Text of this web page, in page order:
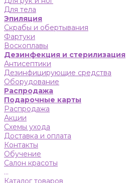
Для тела
Эпиляция
Скрабы и обертывания
Фартуки
Воскоплавы
Дезинфекция и стерилизация
Антисептики
Дезинфицирующие средства
Оборудование
Распродажа
Подарочные карты
Распродажа
Акции
Схемы ухода
Доставка и оплата
Контакты
Обучение
Салон красоты
...
Каталог товаров